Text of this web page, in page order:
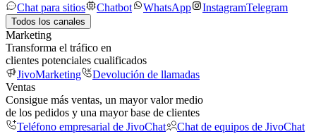
Chat para sitios
Chatbot WhatsApp InstagramTelegram
Todos los canales
Marketing
Transforma el tráfico en
clientes potenciales cualificados
JivoMarketing
Devolución de llamadas
Ventas
Consigue más ventas, un mayor valor medio
de los pedidos y una mayor base de clientes
Teléfono empresarial de JivoChat
Chat de equipos de JivoChat